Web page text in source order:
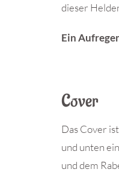
dieser
Ein
Cover
Das Cover
und unten
und dem